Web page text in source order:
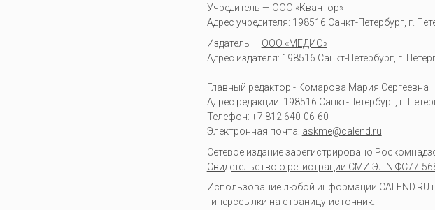
Учредитель — ООО «Квантор»
Адрес учредителя: 198516 Санкт-Петербург, г.
Издатель — ООО «МЕДИО»
Адрес издателя: 198516 Санкт-Петербург, г.
Главный редактор - Комарова Мария Сергеевна
Адрес редакции: 198516 Санкт-Петербург, г.
Телефон: +7 812 640-06-60
Электронная почта: askme@calend.ru
Сетевое издание зарегистрировано
Свидетельство о регистрации СМИ Эл.N ФС77-
Использование любой информации
гиперссылки на страницу-источник.